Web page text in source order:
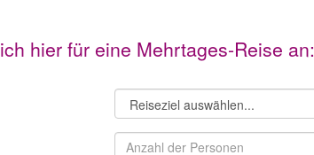
hier für eine Mehrtages-Reise an: